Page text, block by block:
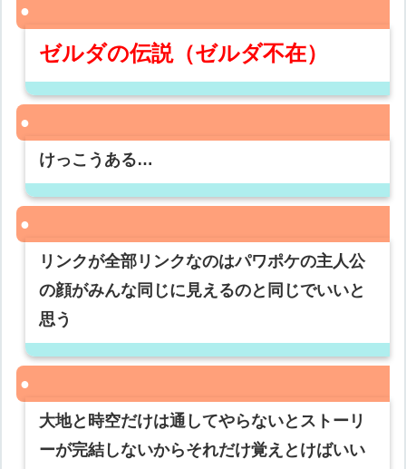
ゼルダの伝説（ゼルダ不在）
けっこうある…
リンクが全部リンクなのはパワポケの主人公
の顔がみんな同じに見えるのと同じでいいと
思う
大地と時空だけは通してやらないとストーリ
ーが完結しないからそれだけ覚えとけばいい